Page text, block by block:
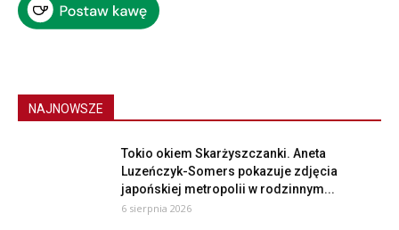
NAJNOWSZE
Tokio okiem Skarżyszczanki. Aneta
Luzeńczyk-Somers pokazuje zdjęcia
japońskiej metropolii w rodzinnym...
6 sierpnia 2026